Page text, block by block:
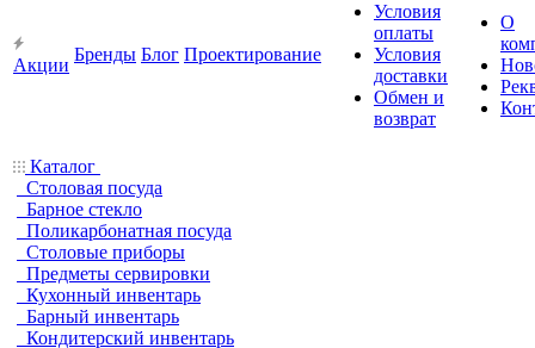
Акции
Бренды Блог Проектирование
Условия
оплаты
Условия
доставки
Обмен и
возврат
О
Каталог
Столовая посуда
Барное стекло
Поликарбонатная посуда
Столовые приборы
Предметы сервировки
Кухонный инвентарь
Барный инвентарь
Кондитерский инвентарь